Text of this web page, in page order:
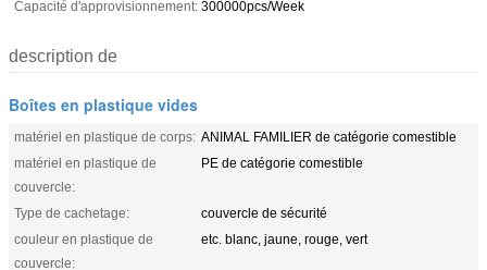
Capacité d'approvisionnement: 300000pcs/Week
description de
Boîtes en plastique vides
matériel en plastique de corps: ANIMAL FAMILIER de catégorie comestible
matériel en plastique de
couvercle:
PE de catégorie comestible
Type de cachetage:
couvercle de sécurité
couleur en plastique de
couvercle:
etc. blanc, jaune, rouge, vert